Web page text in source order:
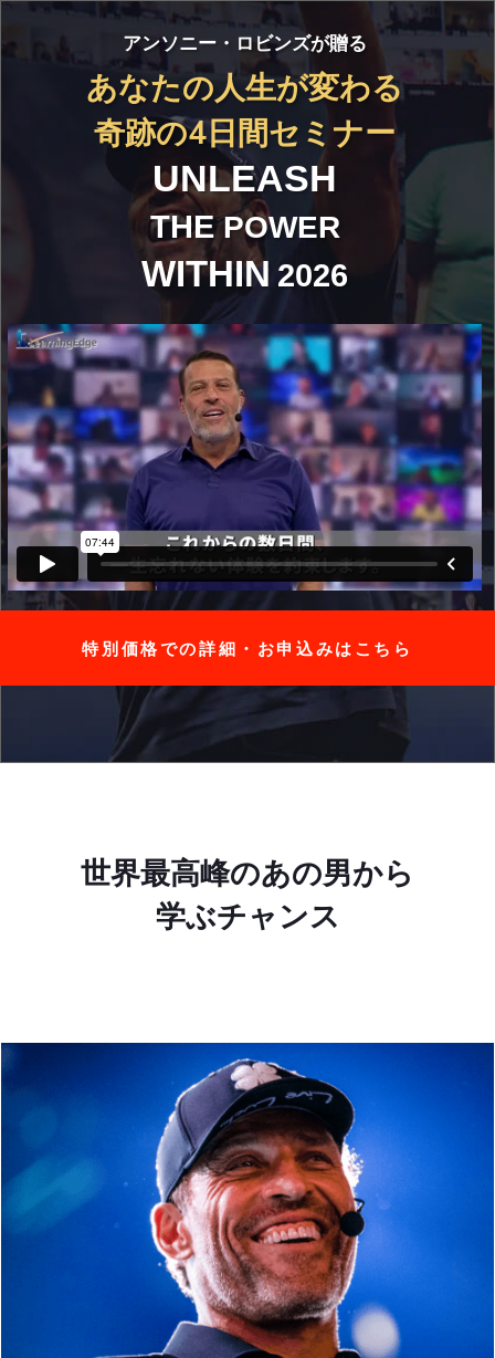
アンソニー・ロビンズが贈る
あなたの人生が変わる
奇跡の4日間セミナー
UNLEASH
THEPOWER
WITHIN 2026
特別価格での詳細・お申込みはこちら
世界最高峰のあの男から
学ぶチャンス